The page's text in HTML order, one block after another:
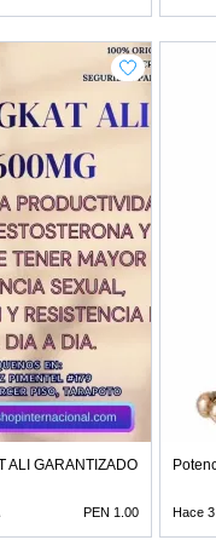
ALI GARANTIZADO EN
PEN 1.00 Hace